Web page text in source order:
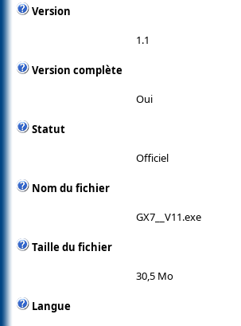
Version
1.1
Version complète
Oui
Statut
Officiel
Nom du fichier
GX7__V11.exe
Taille du fichier
30,5 Mo
Langue